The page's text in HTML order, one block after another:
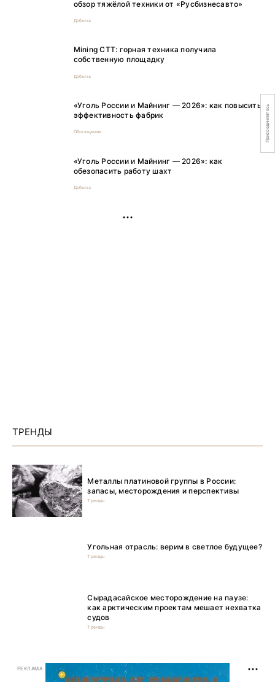
обзор тяжёлой техники от «Русбизнесавто»
Добыча
Mining CTT: горная техника получила
собственную площадку
Добыча
«Уголь России и Майнинг — 2026»: как повысить
эффективность фабрик
Обогащение
«Уголь России и Майнинг — 2026»: как
обезопасить работу шахт
Добыча
ТРЕНДЫ
Металлы платиновой группы в России:
запасы, месторождения и перспективы
Тренды
Угольная отрасль: верим в светлое будущее?
Тренды
Сырадасайское месторождение на паузе:
как арктическим проектам мешает нехватка
судов
Тренды
РЕКЛАМА
Присоединяйтесь